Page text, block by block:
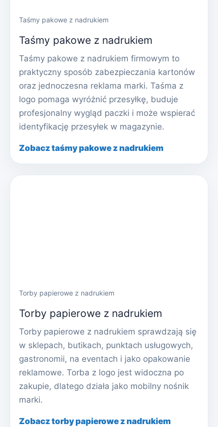
Taśmy pakowe z nadrukiem
Taśmy pakowe z nadrukiem
Taśmy pakowe z nadrukiem firmowym to
praktyczny sposób zabezpieczania kartonów
oraz jednoczesna reklama marki. Taśma z
logo pomaga wyróżnić przesyłkę, buduje
profesjonalny wygląd paczki i może wspierać
identyfikację przesyłek w magazynie.
Zobacz taśmy pakowe z nadrukiem
Torby papierowe z nadrukiem
Torby papierowe z nadrukiem
Torby papierowe z nadrukiem sprawdzają się
w sklepach, butikach, punktach usługowych,
gastronomii, na eventach i jako opakowanie
reklamowe. Torba z logo jest widoczna po
zakupie, dlatego działa jako mobilny nośnik
marki.
Zobacz torby papierowe z nadrukiem